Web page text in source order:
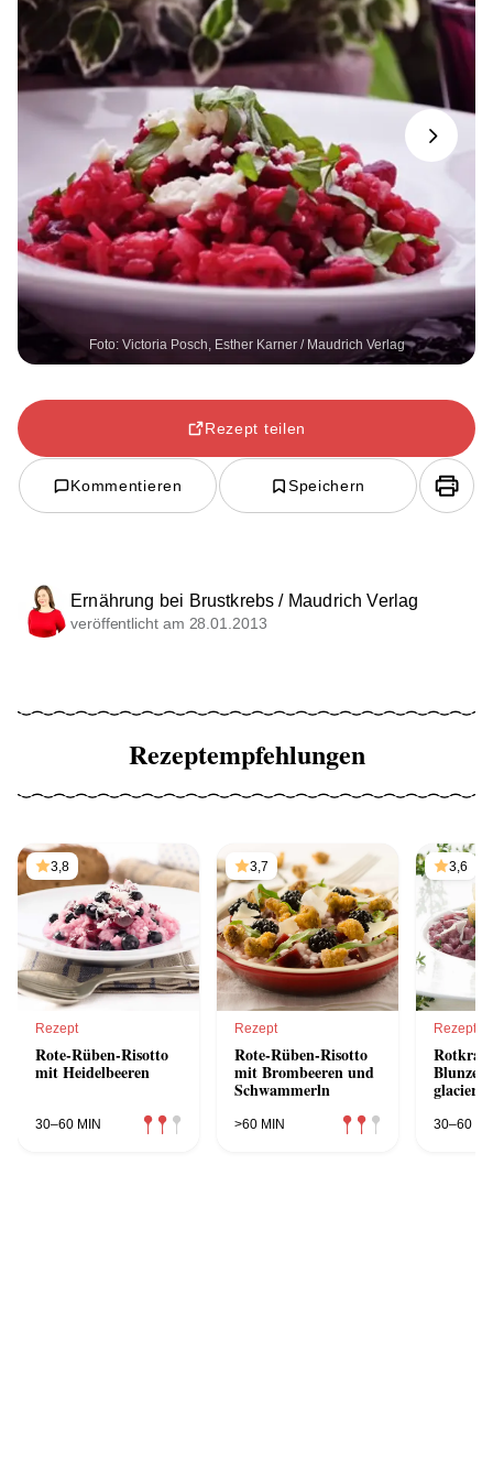
Foto: Victoria Posch, Esther Karner / Maudrich Verlag
Next
Rezept teilen
Kommentieren Speichern
Ernährung bei Brustkrebs / Maudrich Verlag
veröffentlicht am 28.01.2013
Rezeptempfehlungen
3,8
Rezept
Rote-Rüben-Risotto
mit Heidelbeeren
30–60 MIN
3,7
Rezept
Rote-Rüben-Risotto
mit Brombeeren und
Schwammerln
>60 MIN
3,6
Rezept
Blunzen
30–60